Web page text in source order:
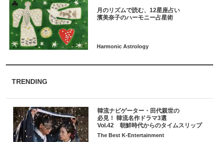
月のリズムで読む、12星座占い
TRENDING
韓流ナビゲーター・田代親世の
必見！ 韓流名作ドラマ3選
Vol.42 朝鮮時代からのタイムスリップ
The Best K-Entertainment